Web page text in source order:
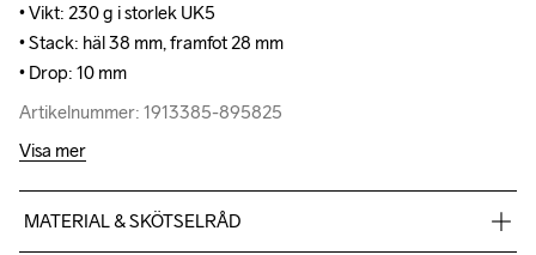
• Vikt: 230 g i storlek UK5
• Stack: häl 38 mm, framfot 28 mm
• Drop: 10 mm
Artikelnummer: 1913385-895825
• Vikt: 230 g i storlek UK5
• Stack: häl 38 mm, framfot 28 mm
• Drop: 10 mm
Artikelnummer: 1913385-895825
Visa mer
MATERIAL & SKÖTSELRÅD